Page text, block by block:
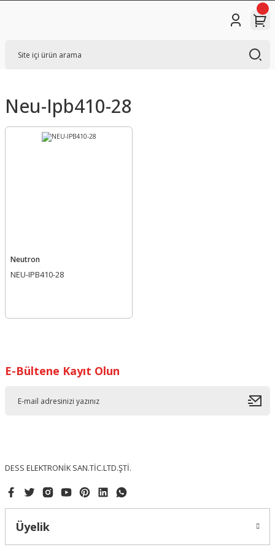
Neu-Ipb410-28
Neutron
NEU-IPB410-28
E-Bültene Kayıt Olun
DESS ELEKTRONİK SAN.TİC.LTD.ŞTİ.
Üyelik